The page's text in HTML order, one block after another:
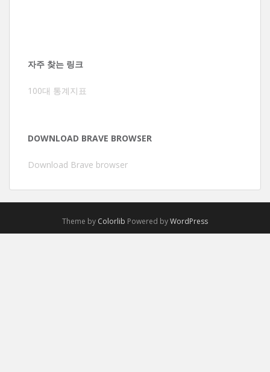
자주 찾는 링크
100대 통계지표
DOWNLOAD BRAVE BROWSER
Download Brave browser
Theme by Colorlib Powered byWordPress